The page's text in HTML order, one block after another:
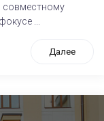
совместному
...
Далее